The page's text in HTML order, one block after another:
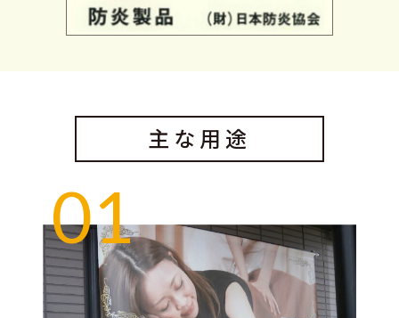
主な用途
01